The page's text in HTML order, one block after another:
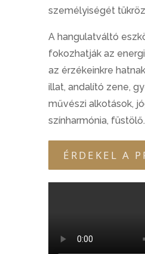
személyiségét
A hangulatváltó
fokozhatják az
az érzékeinkre
illat, andalító zene,
művészi alkotások,
színharmónia, füstölő.
ÉRDEKEL A